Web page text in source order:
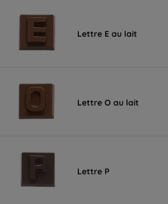
Lettre E au lait
Lettre O au lait
Lettre P